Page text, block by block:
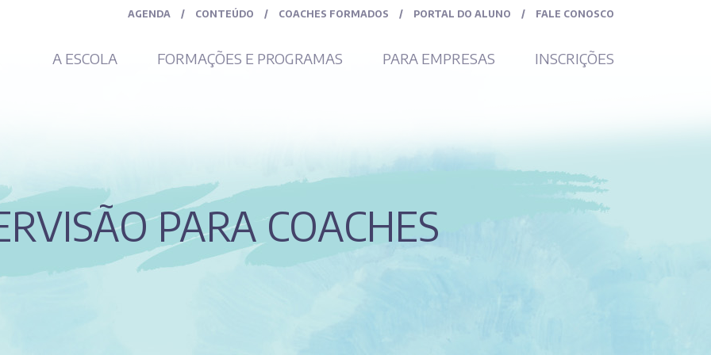
AGENDA / CONTEÚDO / COACHES FORMADOS / PORTAL DO ALUNO / FALE CONOSCO
A ESCOLA FORMAÇÕES E PROGRAMAS PARA EMPRESAS INSCRIÇÕES
PARA COACHES